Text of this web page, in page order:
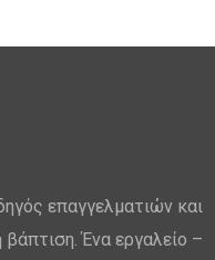
επαγγελματιών και
Ένα εργαλείο –